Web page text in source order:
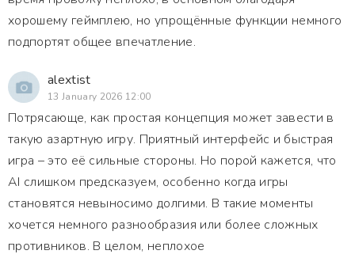
хорошему геймплею, но упрощённые функции немного
подпортят общее впечатление.
alextist
13 January 2026 12:00
Потрясающе, как простая концепция может завести в
такую азартную игру. Приятный интерфейс и быстрая
игра – это её сильные стороны. Но порой кажется, что
AI слишком предсказуем, особенно когда игры
становятся невыносимо долгими. В такие моменты
хочется немного разнообразия или более сложных
противников. В целом, неплохое